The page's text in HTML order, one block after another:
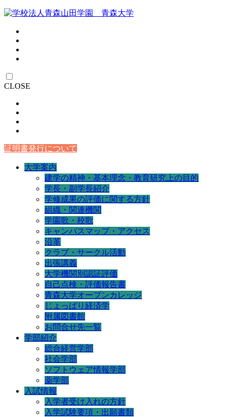
CLOSE
証明書発行について
大学案内
建学の精神・基本理念・教育研究上の目的
学長・副学長紹介
学修成果の評価に関する方針
組織・関連機関
学園歌・校歌
キャンパスマップ・アクセス
沿革
クラブ・サークル活動
出張講義
大学機関別認証評価
自己点検・評価報告書
青森大学オープンカレッジ
じょっぱり経済学
附属図書館
お問合せ先一覧
学部紹介
総合経営学部
社会学部
ソフトウェア情報学部
薬学部
入試情報
入学者受け入れの方針
入学試験要項・出願書類